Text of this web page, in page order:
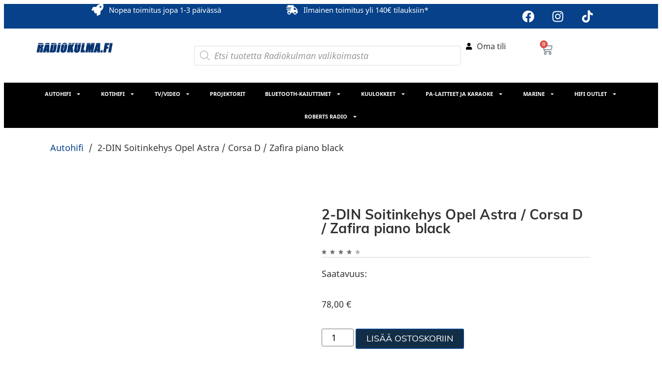
Nopea toimitus jopa 1-3 päivässä Ilmainen toimitus yli 140€ tilauksiin*
Oma tili 0
AUTOHIFI KOTIHIFI TV/VIDEO PROJEKTORIT BLUETOOTH-KAIUTTIMET KUULOKKEET PA-LAITTEET JA KARAOKE MARINE HIFI OUTLET
ROBERTS RADIO
Autohifi / 2-DIN Soitinkehys Opel Astra / Corsa D / Zafira piano black
2-DIN Soitinkehys Opel Astra / Corsa D
/ Zafira piano black
Saatavuus:
78,00 €
LISÄÄ OSTOSKORIIN